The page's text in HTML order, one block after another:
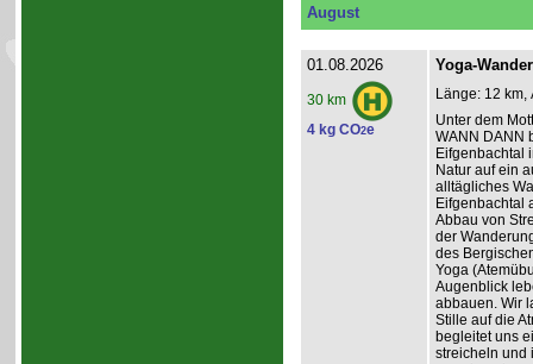
August
01.08.2026
30 km
4 kg CO2e
Yoga-
Länge: 12 km,
Unter dem
WANN DANN
Eifgenbachtal
Natur auf ein
alltägliches
Eifgenbachtal
Abbau von
der
des
Yoga
Augenblick
abbauen. Wir
Stille auf die
begleitet uns
streicheln und